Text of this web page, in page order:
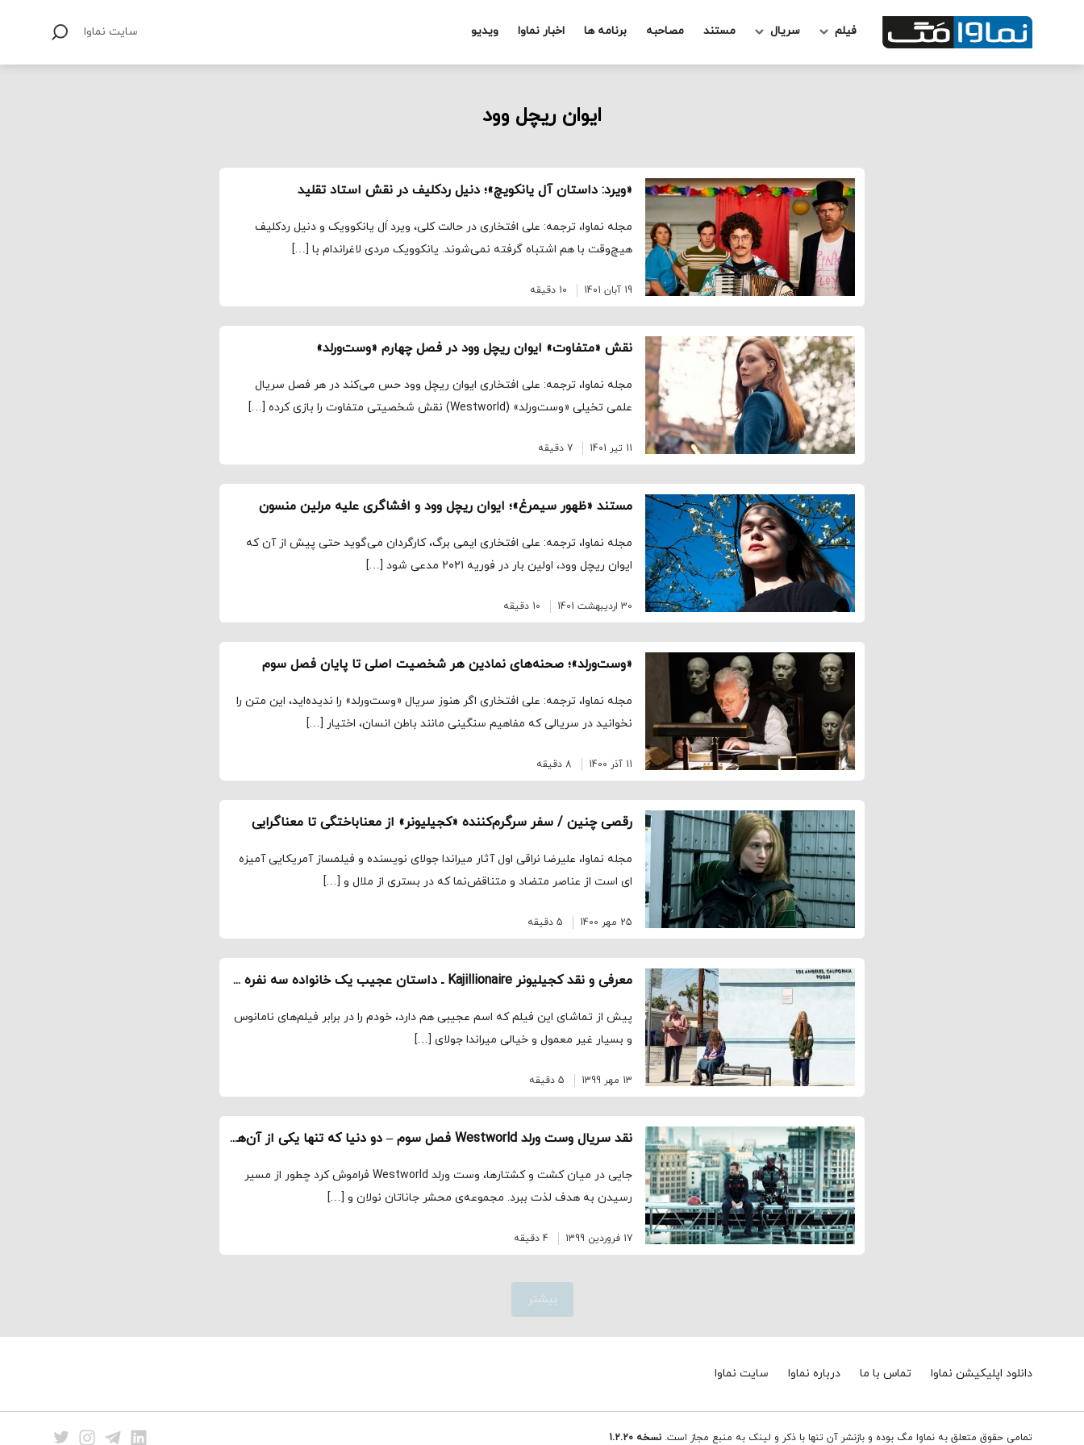
فیلم سریال مستند مصاحبه برنامه ها اخبار نماوا ویدیو سایت نماوا
ایوان ریچل وود
«ویرد: داستان آل یانکویچ»؛ دنیل ردکلیف در نقش استاد تقلید
مجله نماوا، ترجمه: علی افتخاری در حالت کلی، ویرد اَل یانکوویک و دنیل ردکلیف
هیچ‌وقت با هم اشتباه گرفته نمی‌شوند. یانکوویک مردی لاغراندام با […]
19 آبان 1401 10 دقیقه
نقش «متفاوت» ایوان ریچل وود در فصل چهارم «وست‌ورلد»
مجله نماوا، ترجمه: علی افتخاری ایوان ریچل وود حس می‌کند در هر فصل سریال
علمی تخیلی «وست‌ورلد» (Westworld) نقش شخصیتی متفاوت را بازی کرده […]
11 تیر 1401 7 دقیقه
مستند «ظهور سیمرغ»؛ ایوان ریچل وود و افشاگری علیه مرلین منسون
مجله نماوا، ترجمه: علی افتخاری ایمی برگ، کارگردان می‌گوید حتی پیش از آن که
ایوان ریچل وود، اولین بار در فوریه ۲۰۲۱ مدعی شود […]
30 اردیبهشت 1401 10 دقیقه
«وست‌ورلد»؛ صحنه‌های نمادین‌ هر شخصیت اصلی تا پایان فصل سوم
مجله نماوا، ترجمه: علی افتخاری اگر هنوز سریال «وست‌ورلد» را ندیده‌اید، این متن را
نخوانید در سریالی که مفاهیم سنگینی مانند باطن انسان، اختیار […]
11 آذر 1400 8 دقیقه
رقصی چنین / سفر سرگرم‌کننده «کجیلیونر» از معناباختگی تا معناگرایی
مجله نماوا، علیرضا نراقی اول آثار میراندا جولای نویسنده و فیلمساز آمریکایی آمیزه­‌
ای است از عناصر متضاد و متناقض‌­نما که در بستری از ملال و […]
25 مهر 1400 5 دقیقه
معرفی و نقد کجیلیونر Kajillionaire ـ داستان عجیب یک خانواده سه نفره شیاد
پیش از تماشای این فیلم که اسم عجیبی هم دارد، خودم را در برابر فیلم‌های نامانوس
و بسیار غیر معمول و خیالی میراندا جولای […]
13 مهر 1399 5 دقیقه
نقد سریال وست ورلد Westworld فصل سوم – دو دنیا که تنها یکی از آن‌ها به درد میخورد
جایی در میان کشت و کشتارها، وست ورلد Westworld فراموش کرد چطور از مسیر
رسیدن به هدف لذت ببرد. مجموعه‌ی محشر جاناتان نولان و […]
17 فروردین 1399 4 دقیقه
بیشتر
دانلود اپلیکیشن نماوا تماس با ما درباره نماوا سایت نماوا
تمامی حقوق متعلق به نماوا مگ بوده و بازنشر آن تنها با ذکر و لینک به منبع مجاز است. نسخه 1.2.20